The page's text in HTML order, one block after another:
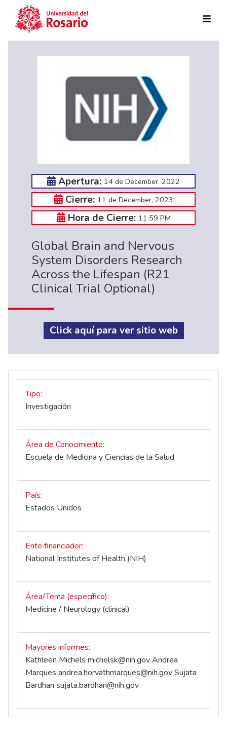
Apertura: 14 de December, 2022
Cierre: 11 de December, 2023
Hora de Cierre: 11:59 PM
Global Brain and Nervous
System Disorders Research
Across the Lifespan (R21
Clinical Trial Optional)
Click aquí para ver sitio web
Tipo
Investigación
Área de Conocimiento
Escuela de Medicina y Ciencias de la Salud
País
Estados Unidos
Ente financiador
National Institutes of Health (NIH)
Área/Tema (específico)
Medicine / Neurology (clinical)
Mayores informes
Kathleen Michels michelsk@nih.govAndrea
Marques andrea.horvathmarques@nih.govSujata
Bardhan sujata.bardhan@nih.gov